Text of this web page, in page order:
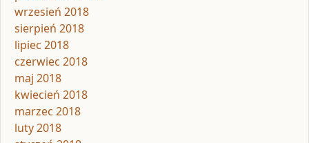
wrzesień 2018
sierpień 2018
lipiec 2018
czerwiec 2018
maj 2018
kwiecień 2018
marzec 2018
luty 2018